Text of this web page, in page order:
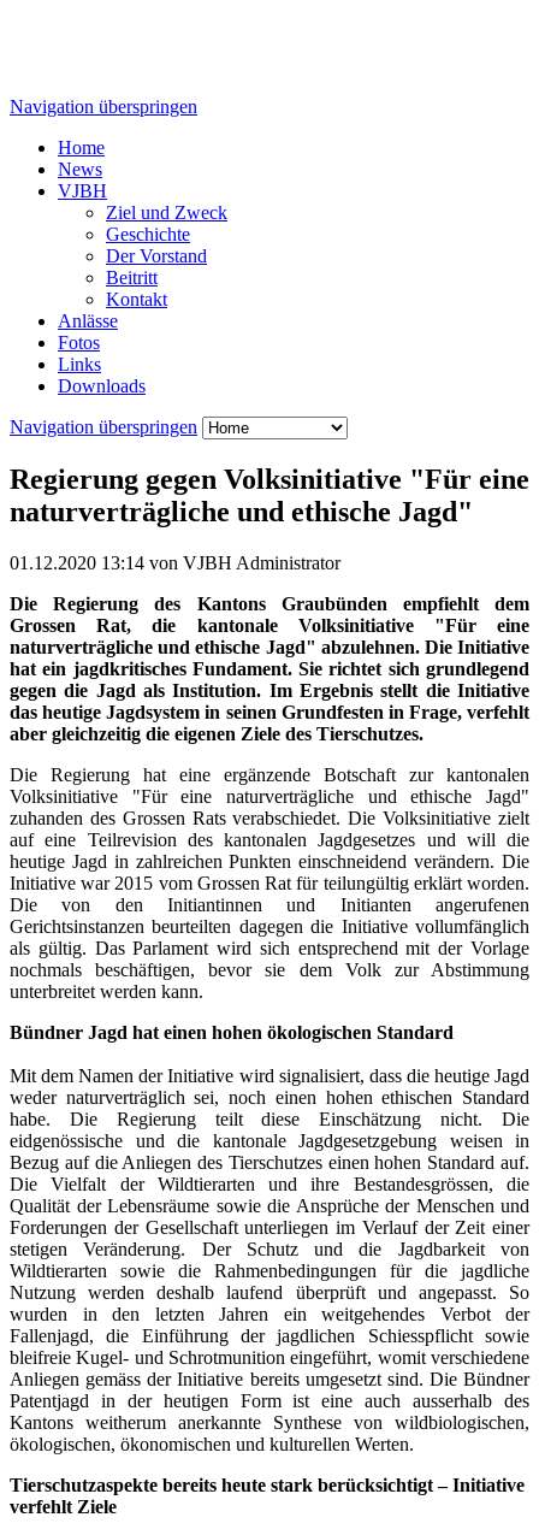
Navigation überspringen
Home
News
VJBH
Ziel und Zweck
Geschichte
Der Vorstand
Beitritt
Kontakt
Anlässe
Fotos
Links
Downloads
Navigation überspringen
Regierung gegen Volksinitiative "Für eine
naturverträgliche und ethische Jagd"
01.12.2020 13:14 von VJBH Administrator
Die Regierung des Kantons Graubünden empfiehlt dem
Grossen Rat, die kantonale Volksinitiative "Für eine
naturverträgliche und ethische Jagd" abzulehnen. Die Initiative
hat ein jagdkritisches Fundament. Sie richtet sich grundlegend
gegen die Jagd als Institution. Im Ergebnis stellt die Initiative
das heutige Jagdsystem in seinen Grundfesten in Frage, verfehlt
aber gleichzeitig die eigenen Ziele des Tierschutzes.
Die Regierung hat eine ergänzende Botschaft zur kantonalen
Volksinitiative "Für eine naturverträgliche und ethische Jagd"
zuhanden des Grossen Rats verabschiedet. Die Volksinitiative zielt
auf eine Teilrevision des kantonalen Jagdgesetzes und will die
heutige Jagd in zahlreichen Punkten einschneidend verändern. Die
Initiative war 2015 vom Grossen Rat für teilungültig erklärt worden.
Die von den Initiantinnen und Initianten angerufenen
Gerichtsinstanzen beurteilten dagegen die Initiative vollumfänglich
als gültig. Das Parlament wird sich entsprechend mit der Vorlage
nochmals beschäftigen, bevor sie dem Volk zur Abstimmung
unterbreitet werden kann.
Bündner Jagd hat einen hohen ökologischen Standard
Mit dem Namen der Initiative wird signalisiert, dass die heutige Jagd
weder naturverträglich sei, noch einen hohen ethischen Standard
habe. Die Regierung teilt diese Einschätzung nicht. Die
eidgenössische und die kantonale Jagdgesetzgebung weisen in
Bezug auf die Anliegen des Tierschutzes einen hohen Standard auf.
Die Vielfalt der Wildtierarten und ihre Bestandesgrössen, die
Qualität der Lebensräume sowie die Ansprüche der Menschen und
Forderungen der Gesellschaft unterliegen im Verlauf der Zeit einer
stetigen Veränderung. Der Schutz und die Jagdbarkeit von
Wildtierarten sowie die Rahmenbedingungen für die jagdliche
Nutzung werden deshalb laufend überprüft und angepasst. So
wurden in den letzten Jahren ein weitgehendes Verbot der
Fallenjagd, die Einführung der jagdlichen Schiesspflicht sowie
bleifreie Kugel- und Schrotmunition eingeführt, womit verschiedene
Anliegen gemäss der Initiative bereits umgesetzt sind. Die Bündner
Patentjagd in der heutigen Form ist eine auch ausserhalb des
Kantons weitherum anerkannte Synthese von wildbiologischen,
ökologischen, ökonomischen und kulturellen Werten.
Tierschutzaspekte bereits heute stark berücksichtigt – Initiative
verfehlt Ziele